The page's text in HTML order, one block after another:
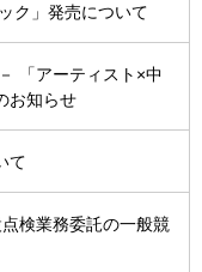
ク」発売について
「アーティスト×中
お知らせ
て
検業務委託の一般競